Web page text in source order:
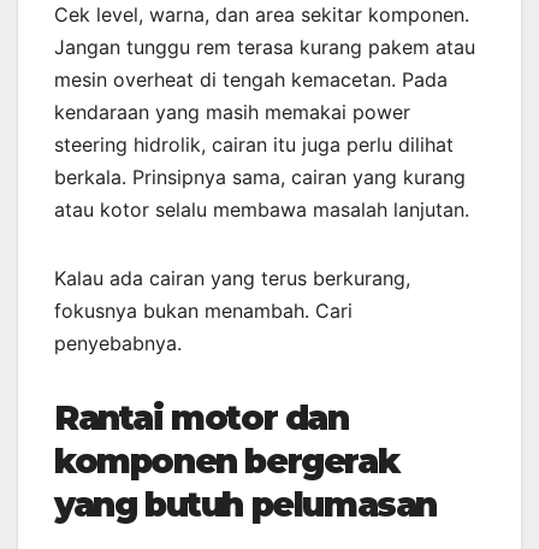
Cek level, warna, dan area sekitar komponen.
Jangan tunggu rem terasa kurang pakem atau
mesin overheat di tengah kemacetan. Pada
kendaraan yang masih memakai power
steering hidrolik, cairan itu juga perlu dilihat
berkala. Prinsipnya sama, cairan yang kurang
atau kotor selalu membawa masalah lanjutan.
Kalau ada cairan yang terus berkurang,
fokusnya bukan menambah. Cari
penyebabnya.
Rantai motor dan
komponen bergerak
yang butuh pelumasan